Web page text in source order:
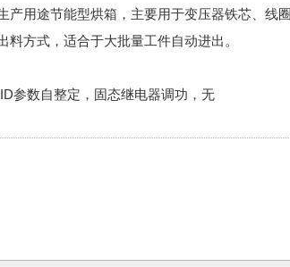
产用途节能型烘箱，主要用于变压器铁芯、线
方式，适合于大批量工件自动进出。
参数自整定，固态继电器调功，无